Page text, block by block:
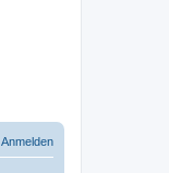
Anmelden